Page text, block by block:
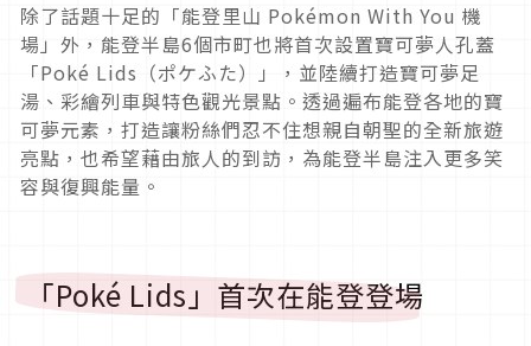
除了話題十足的「能登里山 Pokémon With You 機
場」外，能登半島6個市町也將首次設置寶可夢人孔蓋
「Poké Lids（ポケふた）」，並陸續打造寶可夢足
湯、彩繪列車與特色觀光景點。透過遍布能登各地的寶
可夢元素，打造讓粉絲們忍不住想親自朝聖的全新旅遊
亮點，也希望藉由旅人的到訪，為能登半島注入更多笑
容與復興能量。
「Poké Lids」首次在能登登場